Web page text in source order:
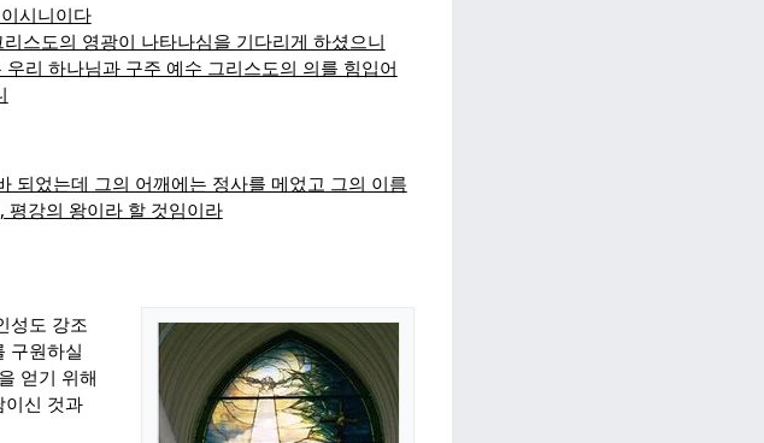
시니이다
스도의 영광이 나타나심을 기다리게 하셨으니
리 하나님과 구주 예수 그리스도의 의를 힘입어
되었는데 그의 어깨에는 정사를 메었고 그의 이름
평강의 왕이라 할 것임이라
성도 강조
구원하실
얻기 위해
이신 것과